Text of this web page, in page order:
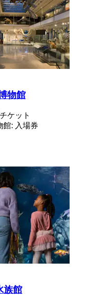
物館
ケット
館: 入場券
族館